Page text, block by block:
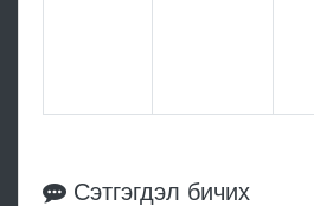
Сэтгэгдэл бичих